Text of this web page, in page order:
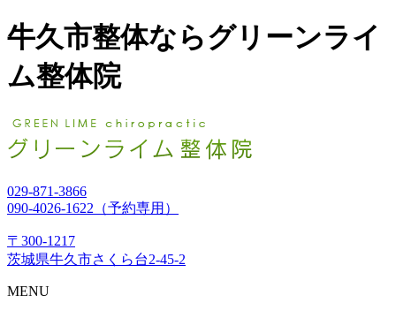
牛久市整体ならグリーンライ
ム整体院
029-871-3866
090-4026-1622（予約専用）
〒300-1217
茨城県牛久市さくら台2-45-2
MENU